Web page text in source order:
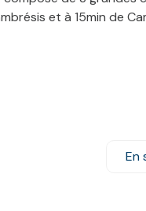
et à 15min de
à la terrasse de 30En